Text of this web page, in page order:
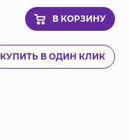
В КОРЗИНУ
КУПИТЬ В ОДИН КЛИК